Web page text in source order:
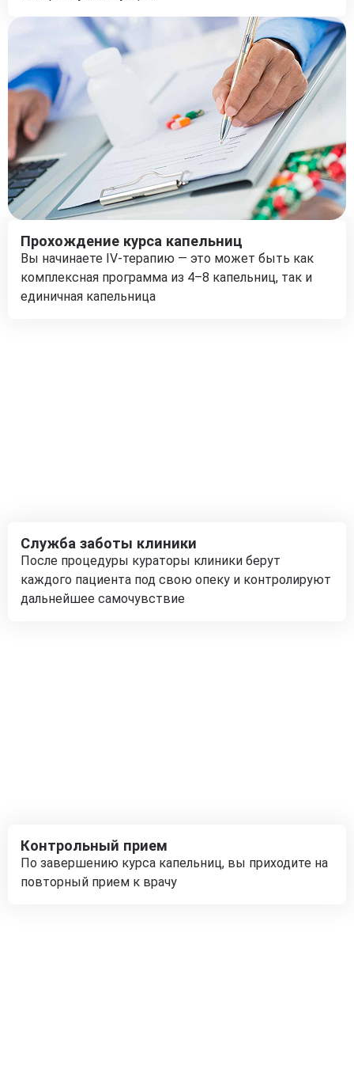
Прохождение курса капельниц
Вы начинаете IV-терапию — это может быть как
комплексная программа из 4–8 капельниц, так и
единичная капельница
Служба заботы клиники
После процедуры кураторы клиники берут
каждого пациента под свою опеку и контролируют
дальнейшее самочувствие
Контрольный прием
По завершению курса капельниц, вы приходите на
повторный прием к врачу